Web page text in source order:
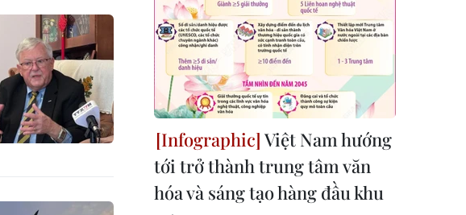
Việt Nam hướng
tới trở thành trung tâm văn
hóa và sáng tạo hàng đầu khu